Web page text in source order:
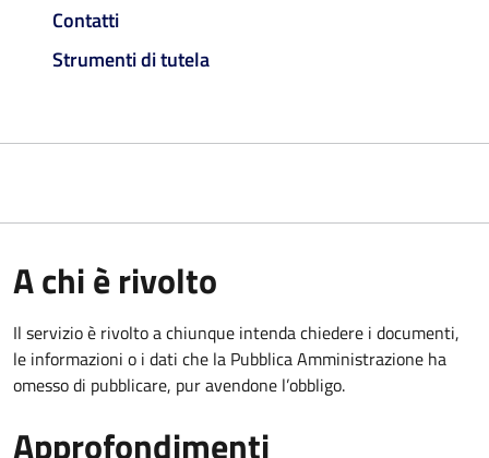
Contatti
Strumenti di tutela
A chi è rivolto
Il servizio è rivolto a chiunque intenda chiedere i documenti,
le informazioni o i dati che la Pubblica Amministrazione ha
omesso di pubblicare, pur avendone l’obbligo.
Approfondimenti